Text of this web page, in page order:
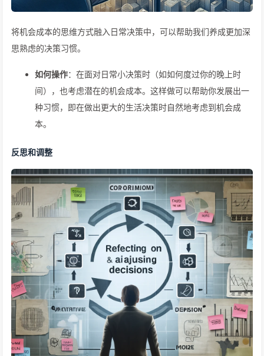
将机会成本的思维方式融入日常决策中，可以帮助我们养成更加深
思熟虑的决策习惯。
如何操作：在面对日常小决策时（如如何度过你的晚上时
间），也考虑潜在的机会成本。这样做可以帮助你发展出一
种习惯，即在做出更大的生活决策时自然地考虑到机会成
本。
反思和调整